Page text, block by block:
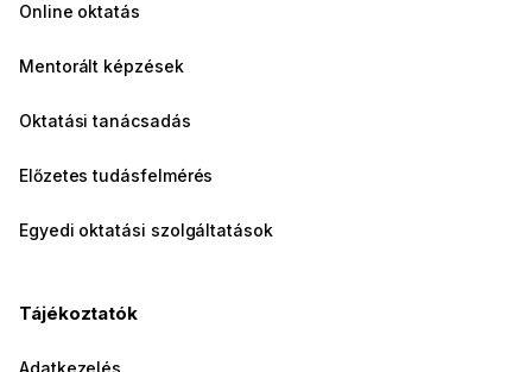
Online oktatás
Mentorált képzések
Oktatási tanácsadás
Előzetes tudásfelmérés
Egyedi oktatási szolgáltatások
Tájékoztatók